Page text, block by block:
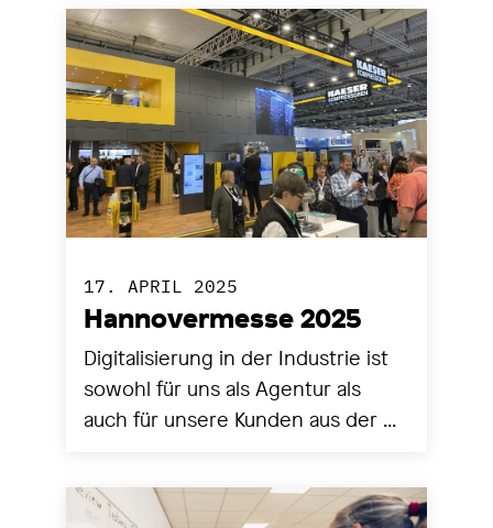
17. APRIL 2025
Hannovermesse 2025
Digitalisierung in der Industrie ist
sowohl für uns als Agentur als
auch für unsere Kunden aus der ...